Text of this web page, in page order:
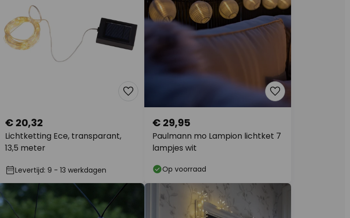
Lichtketting Ece, transparant,
13,5 meter
€ 20,32
Levertijd: 9 - 13 werkdagen
Paulmann mo Lampion lichtket 7
lampjes wit
€ 29,95
Op voorraad